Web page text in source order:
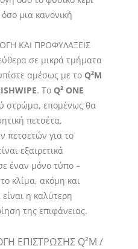
μια κανονική
ΚΑΙ ΠΡΟΦΥΛΑΞΕΙΣ
σε μικρά τμήματα
αμέσως με το Q²M
. Το Q² ONE
στρώμα, επομένως θα
πετσέτα.
πετσετών για το
εξαιρετικά
έναν μόνο τύπο –
κλίμα, ακόμη και
η καλύτερη
της επιφάνειας.
ΕΠΙΣΤΡΩΣΗΣ Q²M /